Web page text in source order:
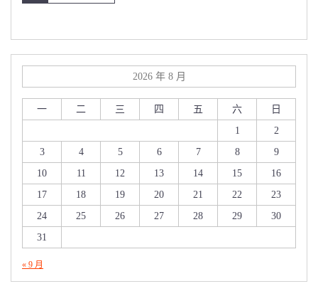
2026 年 8 月
一 二 三 四 五 六
日
1
2
3
4 5 6 7 8
9
10
11 12 13 14 15
16
17
18 19 20 21 22
23
24
25 26 27 28 29
30
31
« 9 月